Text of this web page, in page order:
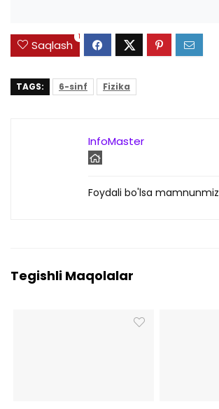
Saqlash
1
TAGS: 6-sinf Fizika
InfoMaster
Foydali bo'lsa mamnunmiz
Tegishli Maqolalar